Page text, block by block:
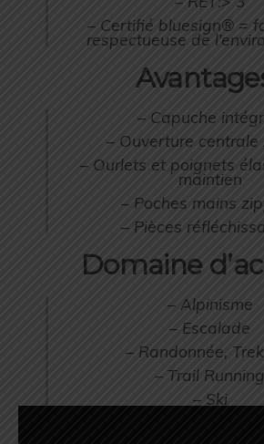
– Certifié bluesign® =
respectueuse de
– Capuche
– Ouverture centrale
– Ourlets et poignets
maintien
– Poches mains
– Pièces
Domaine
– Alpinisme
– Escalade
– Randonnée,
– Trail Running
– Ski